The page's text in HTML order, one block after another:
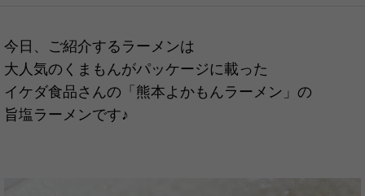
今日、ご紹介するラーメンは
大人気のくまもんがパッケージに載った
イケダ食品さんの「熊本よかもんラーメン」の
旨塩ラーメンです♪